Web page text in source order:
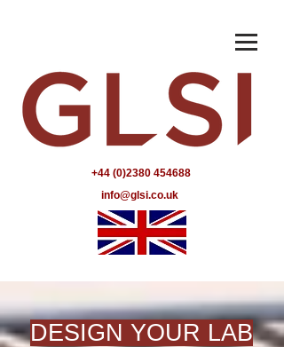
+44 (0)2380 454688
info@glsi.co.uk
DESIGN YOUR LAB